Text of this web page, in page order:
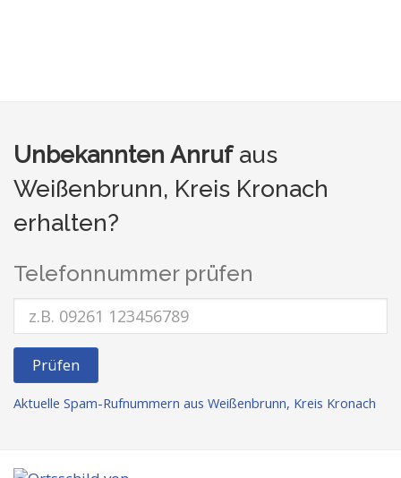
Unbekannten Anrufaus
Weißenbrunn, Kreis Kronach
erhalten?
Telefonnummer prüfen
Prüfen
Aktuelle Spam-Rufnummern aus Weißenbrunn, Kreis Kronach